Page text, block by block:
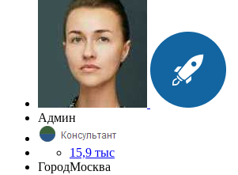
Админ
15,9 тыс
ГородМосква